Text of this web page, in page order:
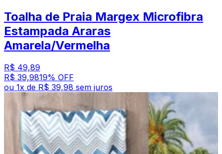
Toalha de Praia Margex Microfibra
Estampada Araras
Amarela/Vermelha
R$ 49,89
R$ 39,9819% OFF
ou 1x de R$ 39,98 sem juros